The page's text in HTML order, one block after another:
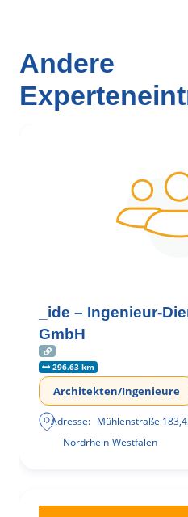
Andere
_ide – Ingenieur-
GmbH
296.63 km
Architekten/Ingenieure
Adresse: Mühlenstraße 183,
Nordrhein-Westfalen